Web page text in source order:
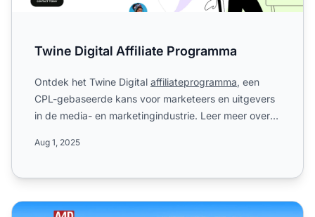
Twine Digital Affiliate Programma
Ontdek het Twine Digital affiliateprogramma, een
CPL-gebaseerde kans voor marketeers en uitgevers
in de media- en marketingindustrie. Leer meer over
Aug 1, 2025
A4D Affiliate Programma